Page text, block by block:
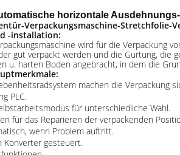
horizontale
Verpackungsmaschine-Stretchfolie-
-installation:
wird für die Verpackung
gut verpackt werden und die Gurtung, die
u. harten Boden angebracht, in dem die
machen die Verpackung
PLC.
für unterschiedliche Wahl.
für das Reparieren der verpackenden
wenn Problem auftritt.
Konverter gesteuert.